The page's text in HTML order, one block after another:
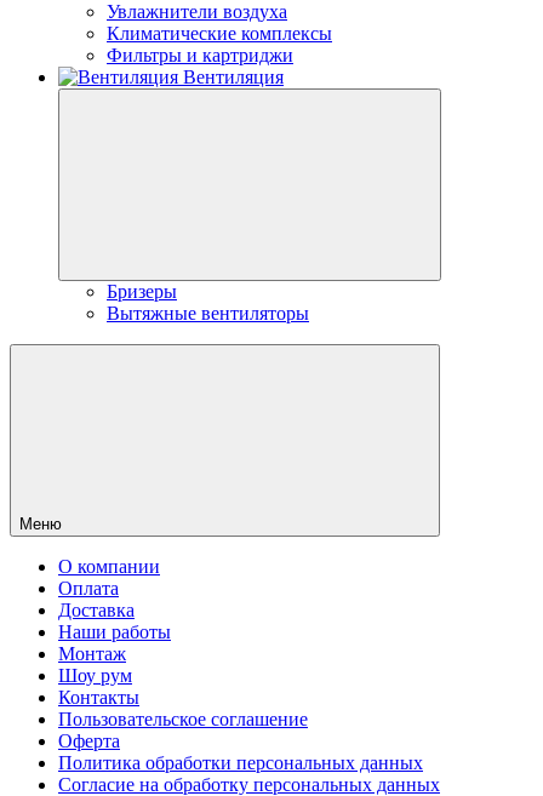
Увлажнители воздуха
Климатические комплексы
Фильтры и картриджи
Вентиляция
Бризеры
Вытяжные вентиляторы
Меню
О компании
Оплата
Доставка
Наши работы
Монтаж
Шоу рум
Контакты
Пользовательское соглашение
Оферта
Политика обработки персональных данных
Согласие на обработку персональных данных